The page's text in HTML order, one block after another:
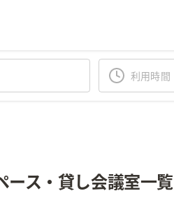
ース・貸し会議室一覧